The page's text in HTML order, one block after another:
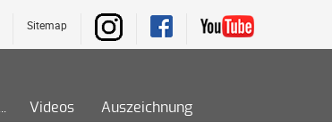
Sitemap
Videos Auszeichnung